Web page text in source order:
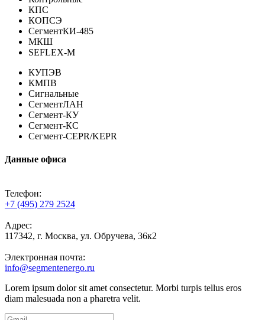
КПС
КОПСЭ
СегментКИ-485
МКШ
SEFLEX-M
КУПЭВ
КМПВ
Сигнальные
СегментЛАН
Сегмент-КУ
Сегмент-КС
Сегмент-CEPR/KEPR
Данные офиса
Телефон:
+7 (495) 279 2524
Адрес:
117342, г. Москва, ул. Обручева, 36к2
Электронная почта:
info@segmentenergo.ru
Lorem ipsum dolor sit amet consectetur. Morbi turpis tellus eros
diam malesuada non a pharetra velit.